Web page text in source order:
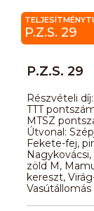
P.Z.S. 29
P.Z.S. 29
Részvételi
TTT
MTSZ
Útvonal:
Fekete-fej,
zöld M,
kereszt,
Vasútállomás